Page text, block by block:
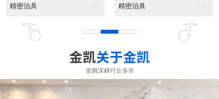
精密治具 精密治具